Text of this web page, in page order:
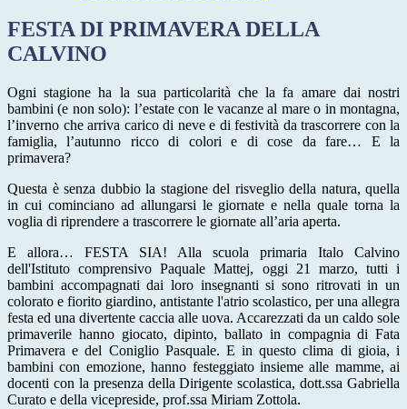
FESTA DI PRIMAVERA DELLA
CALVINO
Ogni stagione ha la sua particolarità che la fa amare dai nostri
bambini (e non solo): l’estate con le vacanze al mare o in montagna,
l’inverno che arriva carico di neve e di festività da trascorrere con la
famiglia, l’autunno ricco di colori e di cose da fare… E la
primavera?
Questa è senza dubbio la stagione del risveglio della natura, quella
in cui cominciano ad allungarsi le giornate e nella quale torna la
voglia di riprendere a trascorrere le giornate all’aria aperta.
E allora… FESTA SIA! Alla scuola primaria Italo Calvino
dell'Istituto comprensivo Paquale Mattej, oggi 21 marzo, tutti i
bambini accompagnati dai loro insegnanti si sono ritrovati in un
colorato e fiorito giardino, antistante l'atrio scolastico, per una allegra
festa ed una divertente caccia alle uova. Accarezzati da un caldo sole
primaverile hanno giocato, dipinto, ballato in compagnia di Fata
Primavera e del Coniglio Pasquale. E in questo clima di gioia, i
bambini con emozione, hanno festeggiato insieme alle mamme, ai
docenti con la presenza della Dirigente scolastica, dott.ssa Gabriella
Curato e della vicepreside, prof.ssa Miriam Zottola.